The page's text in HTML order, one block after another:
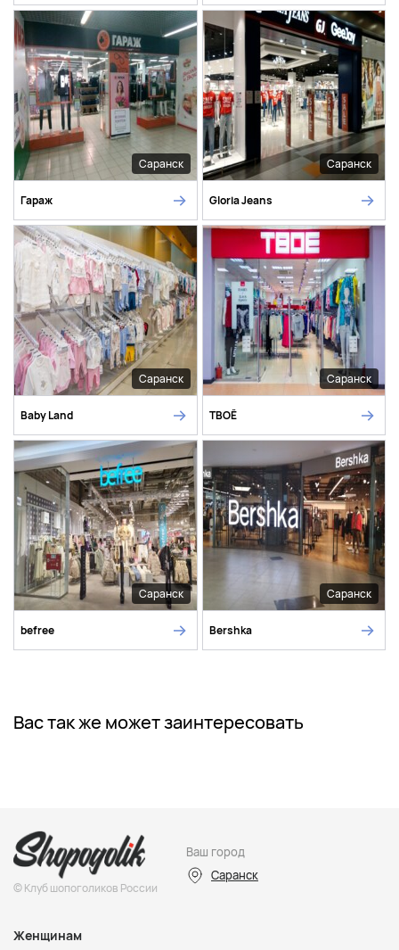
Саранск
Гараж
Саранск
Gloria Jeans
Саранск
Baby Land
Саранск
ТВОЁ
Саранск
befree
Саранск
Bershka
Вас так же может заинтересовать
© Клуб шопоголиков России
Ваш город
Саранск
Женщинам